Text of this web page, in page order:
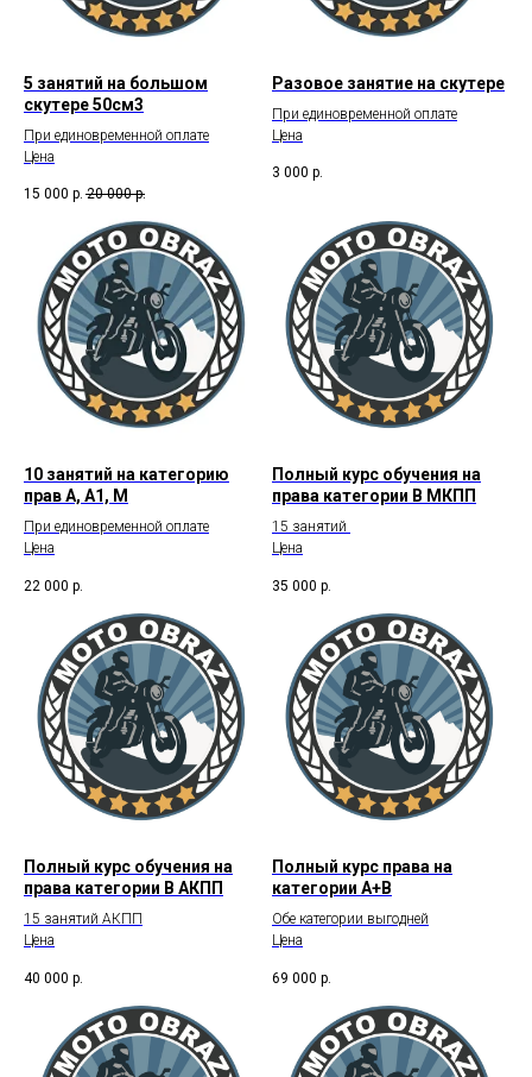
5 занятий на большом
скутере 50см3
При единовременной оплате
Цена
15 000 р. 20 000 р.
Разовое занятие на скутере
При единовременной оплате
Цена
3 000 р.
10 занятий на категорию
прав А, А1, М
При единовременной оплате
Цена
22 000 р.
Полный курс обучения на
права категории В МКПП
15 занятий
Цена
35 000 р.
Полный курс обучения на
права категории В АКПП
15 занятий АКПП
Цена
40 000 р.
Полный курс права на
категории А+В
Обе категории выгодней
Цена
69 000 р.